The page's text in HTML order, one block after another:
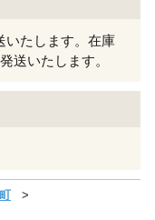
いたします。在庫
送いたします。